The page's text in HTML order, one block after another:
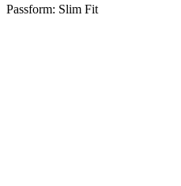
Passform: Slim Fit